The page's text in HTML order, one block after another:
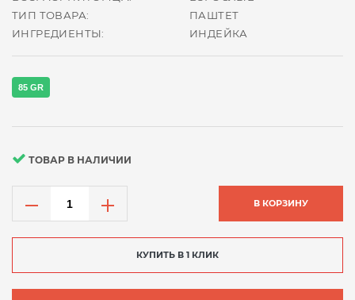
ТИП ТОВАРА:
ПАШТЕТ
ИНГРЕДИЕНТЫ:
ИНДЕЙКА
85 GR
ТОВАР В НАЛИЧИИ
В КОРЗИНУ
КУПИТЬ В 1 КЛИК